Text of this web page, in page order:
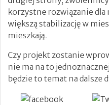
korzystne rozwiązanie dla
większą stabilizację w
mieszkają.
Czy projekt zostanie
nie ma na to
będzie to temat na dalsze